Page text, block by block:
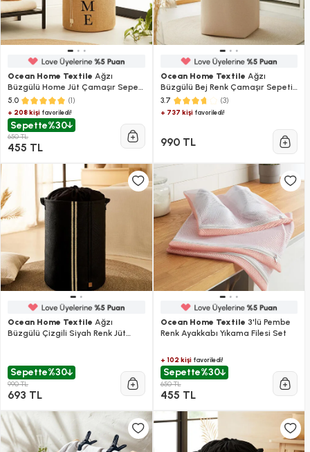
Ocean Home Textile Ağzı
Büzgülü Home Jüt Çamaşır Sepeti
36 X 40 Cm
5.0 (1)
+ 208 kişi favoriledi!
Sepette%30
650 TL
455 TL
Ocean Home Textile Ağzı
Büzgülü Bej Renk Çamaşır Sepeti
36 X 36 X 57 Cm
3.7 (3)
+ 737 kişifavoriledi!
990 TL
Ocean Home Textile Ağzı
Büzgülü Çizgili Siyah Renk Jüt
Sepette%30
990 TL
693 TL
Ocean Home Textile 3'lü Pembe
Renk Ayakkabı Yıkama Filesi Set
+ 102 kişifavoriledi!
Sepette%30
650 TL
455 TL